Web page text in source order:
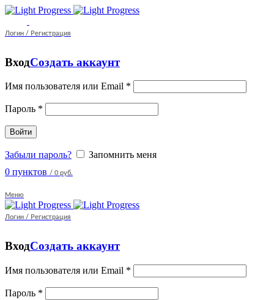
Логин / Регистрация
ВходСоздать аккаунт
Имя пользователя или Email *
Пароль *
Войти
Забыли пароль?
Запомнить меня
0 пунктов / 0 руб.
Меню
Логин / Регистрация
ВходСоздать аккаунт
Имя пользователя или Email *
Пароль *